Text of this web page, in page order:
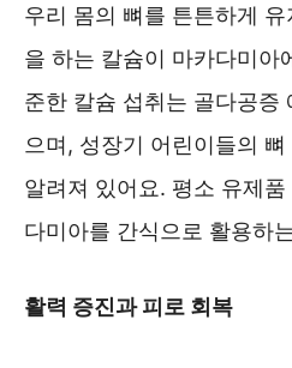
우리 몸의 뼈를 튼튼하게
을 하는 칼슘이 마카다미아
준한 칼슘 섭취는 골다공증
으며, 성장기 어린이들의
알려져 있어요. 평소 유제
다미아를 간식으로 활용하
활력 증진과 피로 회복